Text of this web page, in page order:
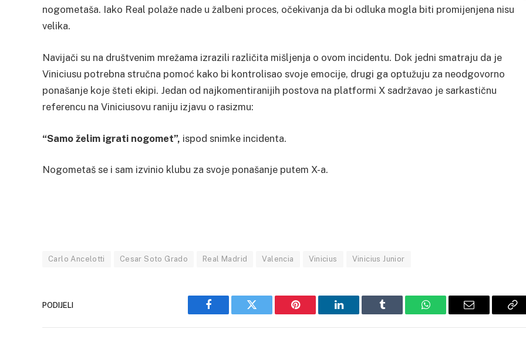
nogometaša. Iako Real polaže nade u žalbeni proces, očekivanja da bi odluka mogla biti promijenjena nisu
velika.
Navijači su na društvenim mrežama izrazili različita mišljenja o ovom incidentu. Dok jedni smatraju da je
Viniciusu potrebna stručna pomoć kako bi kontrolisao svoje emocije, drugi ga optužuju za neodgovorno
ponašanje koje šteti ekipi. Jedan od najkomentiranijih postova na platformi X sadržavao je sarkastičnu
referencu na Viniciusovu raniju izjavu o rasizmu:
“Samo želim igrati nogomet”, ispod snimke incidenta.
Nogometaš se i sam izvinio klubu za svoje ponašanje putem X-a.
Carlo Ancelotti Cesar Soto Grado Real Madrid Valencia Vinicius Vinicius Junior
PODIJELI
Facebook Twitter Pinterest LinkedIn Tumblr WhatsAppEmail